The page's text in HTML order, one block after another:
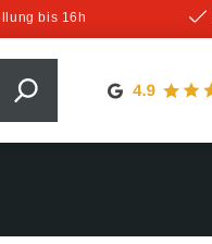
bis 16h